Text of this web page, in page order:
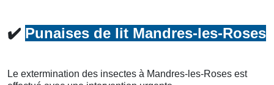
✔️ Punaises de lit Mandres-les-Roses
Le extermination des insectes à Mandres-les-Roses est